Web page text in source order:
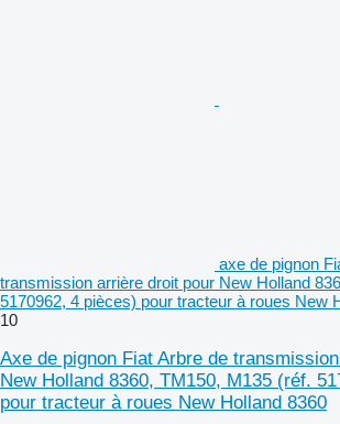
axe de pignon
transmission arrière droit pour New Holland
5170962, 4 pièces) pour tracteur à roues New
10
Axe de pignon Fiat Arbre de
New Holland 8360, TM150, M135 (réf.
pour tracteur à roues New Holland 8360